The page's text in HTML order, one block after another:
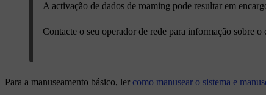
A activação de dados de roaming pode resultar em
Contacte o seu operador de rede para informação sobre o
Para a manuseamento básico, ler como manusear o sistema e